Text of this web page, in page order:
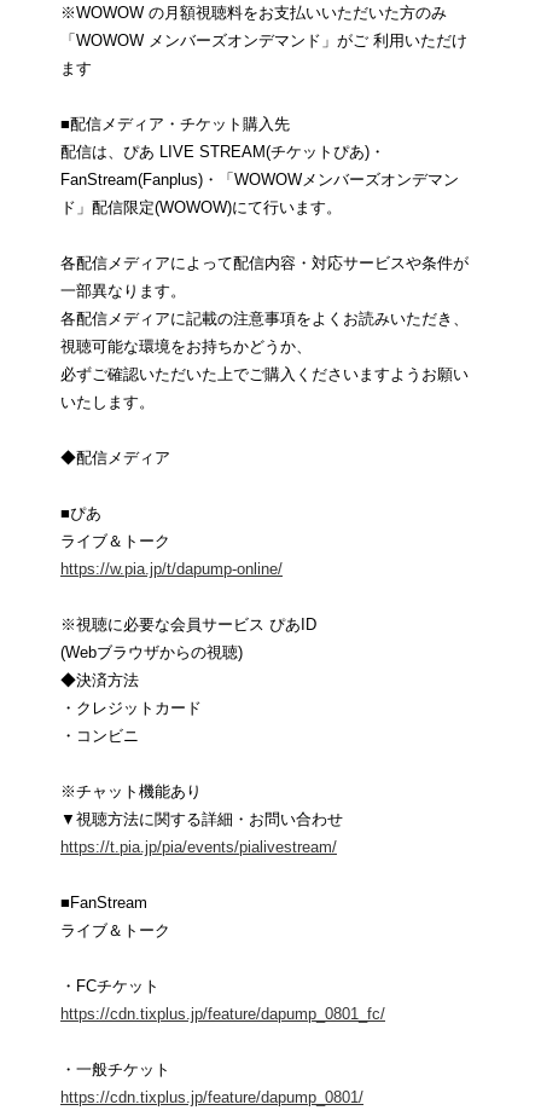
※WOWOW の月額視聴料をお支払いいただいた方のみ
「WOWOW メンバーズオンデマンド」がご 利用いただけ
ます
■配信メディア・チケット購入先
配信は、ぴあ LIVE STREAM(チケットぴあ)・
FanStream(Fanplus)・「WOWOWメンバーズオンデマン
ド」配信限定(WOWOW)にて行います。
各配信メディアによって配信内容・対応サービスや条件が
一部異なります。
各配信メディアに記載の注意事項をよくお読みいただき、
視聴可能な環境をお持ちかどうか、
必ずご確認いただいた上でご購入くださいますようお願い
いたします。
◆配信メディア
■ぴあ
ライブ＆トーク
https://w.pia.jp/t/dapump-online/
※視聴に必要な会員サービス ぴあID
(Webブラウザからの視聴)
◆決済方法
・クレジットカード
・コンビニ
※チャット機能あり
▼視聴方法に関する詳細・お問い合わせ
https://t.pia.jp/pia/events/pialivestream/
■FanStream
ライブ＆トーク
・FCチケット
https://cdn.tixplus.jp/feature/dapump_0801_fc/
・一般チケット
https://cdn.tixplus.jp/feature/dapump_0801/